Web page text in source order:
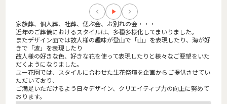
keyboard_arrow_left play_arrow keyboard_arrow_right
家族葬、個人葬、社葬、偲ぶ会、お別れの会・・・
近年のご葬儀におけるスタイルは、多種多様化してまいりました。
またデザイン面では故人様の趣味が登山で「山」を表現したり、海が好
きで「波」を表現したり
故人様の好きな色、好きな花を使って表現したりと様々なご要望をいた
だくようになりました。
ユー花園では、スタイルに合わせた生花祭壇を企画からご提供させてい
ただいており、
ご満足いただけるよう日々デザイン、クリエイティブ力の向上に努めて
おります。